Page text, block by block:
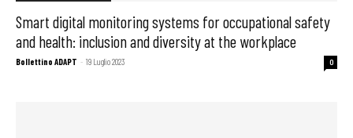
Smart digital monitoring systems for occupational safety
and health: inclusion and diversity at the workplace
Bollettino ADAPT - 19 Luglio 2023 0